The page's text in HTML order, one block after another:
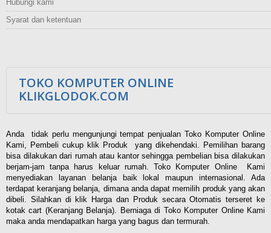
Hubungi kami
Syarat dan ketentuan
TOKO KOMPUTER ONLINE
KLIKGLODOK.COM
Anda tidak perlu mengunjungi tempat penjualan Toko Komputer Online
Kami, Pembeli cukup klik Produk yang dikehendaki. Pemilihan barang
bisa dilakukan dari rumah atau kantor sehingga pembelian bisa dilakukan
berjam-jam tanpa harus keluar rumah. Toko Komputer Online Kami
menyediakan layanan belanja baik lokal maupun internasional. Ada
terdapat keranjang belanja, dimana anda dapat memilih produk yang akan
dibeli. Silahkan di klik Harga dan Produk secara Otomatis terseret ke
kotak cart (Keranjang Belanja). Berniaga di Toko Komputer Online Kami
maka anda mendapatkan harga yang bagus dan termurah.